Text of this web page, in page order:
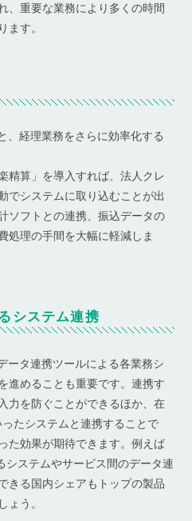
、重要な業務により多くの時間
ます。
、経理業務をさらに効率化する
精算」を導入すれば、法人クレ
でシステムに取り込むことが出
ソフトとの連携、振込データの
処理の手間を大幅に軽減しま
システム連携
ータ連携ツールによる各業務シ
進めることも重要です。連携す
力を防ぐことができるほか、在
たシステムと連携することで
た効果が期待できます。例えば
システムやサービス間のデータ連
きる国内シェアもトップの製品
ょう。